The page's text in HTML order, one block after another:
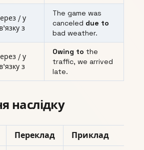
/ у
з
The game was
canceled due to
bad weather.
/ у
з
Owing to the
traffic, we arrived
late.
наслідку
Переклад Приклад